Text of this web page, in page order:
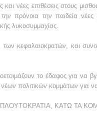
και νέες επιθέσεις στους
πρόνοια την παιδεία
λυκοσυμμαχίας.
κεφαλαιοκρατών, και
το έδαφος για να
πολιτικών κομμάτων για
ΠΛΟΥΤΟΚΡΑΤΙΑ, ΚΑΤΩ